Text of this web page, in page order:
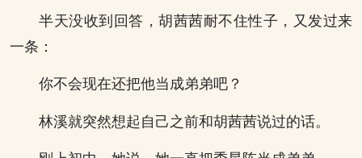
半天没收到回答，胡茜茜耐不住性子，又发过来
一条：
你不会现在还把他当成弟弟吧？
林溪就突然想起自己之前和胡茜茜说过的话。